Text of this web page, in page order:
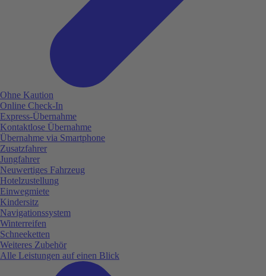
Ohne Kaution
Online Check-In
Express-Übernahme
Kontaktlose Übernahme
Übernahme via Smartphone
Zusatzfahrer
Jungfahrer
Neuwertiges Fahrzeug
Hotelzustellung
Einwegmiete
Kindersitz
Navigationssystem
Winterreifen
Schneeketten
Weiteres Zubehör
Alle Leistungen auf einen Blick